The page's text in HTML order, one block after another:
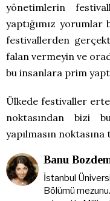
yönetimlerin
yaptığımız
festivallerden
falan vermeyin ve
bu insanlara prim
Ülkede festivaller
noktasından bizi
yapılmasın noktasına
Banu
İstanbul
Bölümü